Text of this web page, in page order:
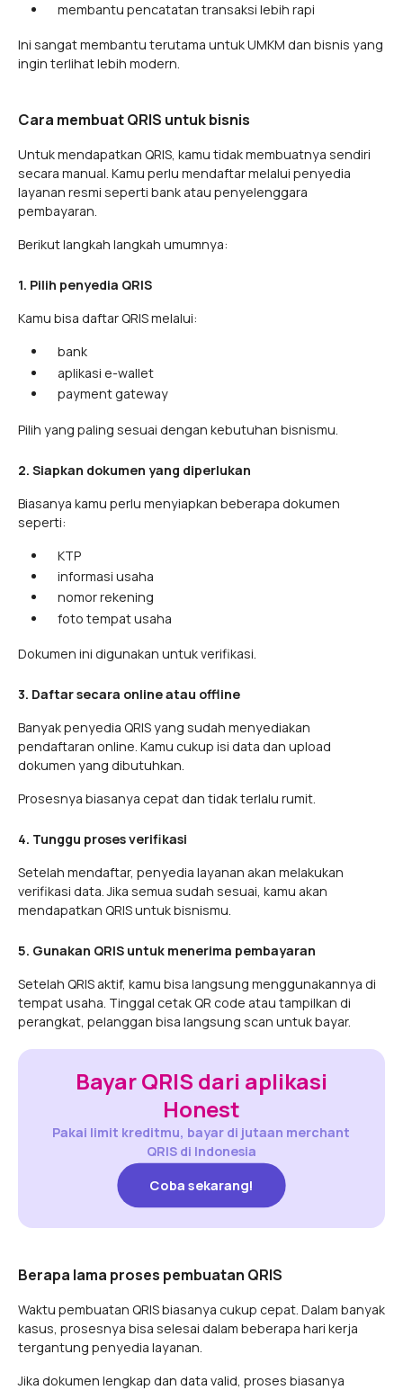
membantu pencatatan transaksi lebih rapi
Ini sangat membantu terutama untuk UMKM dan bisnis yang
ingin terlihat lebih modern.
Cara membuat QRIS untuk bisnis
Untuk mendapatkan QRIS, kamu tidak membuatnya sendiri
secara manual. Kamu perlu mendaftar melalui penyedia
layanan resmi seperti bank atau penyelenggara
pembayaran.
Berikut langkah langkah umumnya:
1. Pilih penyedia QRIS
Kamu bisa daftar QRIS melalui:
bank
aplikasi e-wallet
payment gateway
Pilih yang paling sesuai dengan kebutuhan bisnismu.
2. Siapkan dokumen yang diperlukan
Biasanya kamu perlu menyiapkan beberapa dokumen
seperti:
KTP
informasi usaha
nomor rekening
foto tempat usaha
Dokumen ini digunakan untuk verifikasi.
3. Daftar secara online atau offline
Banyak penyedia QRIS yang sudah menyediakan
pendaftaran online. Kamu cukup isi data dan upload
dokumen yang dibutuhkan.
Prosesnya biasanya cepat dan tidak terlalu rumit.
4. Tunggu proses verifikasi
Setelah mendaftar, penyedia layanan akan melakukan
verifikasi data. Jika semua sudah sesuai, kamu akan
mendapatkan QRIS untuk bisnismu.
5. Gunakan QRIS untuk menerima pembayaran
Setelah QRIS aktif, kamu bisa langsung menggunakannya di
tempat usaha. Tinggal cetak QR code atau tampilkan di
perangkat, pelanggan bisa langsung scan untuk bayar.
Bayar QRIS dari aplikasi
Honest
Pakai limit kreditmu, bayar di jutaan merchant
QRIS di Indonesia
Coba sekarang!
Coba sekarang!
Berapa lama proses pembuatan QRIS
Waktu pembuatan QRIS biasanya cukup cepat. Dalam banyak
kasus, prosesnya bisa selesai dalam beberapa hari kerja
tergantung penyedia layanan.
Jika dokumen lengkap dan data valid, proses biasanya